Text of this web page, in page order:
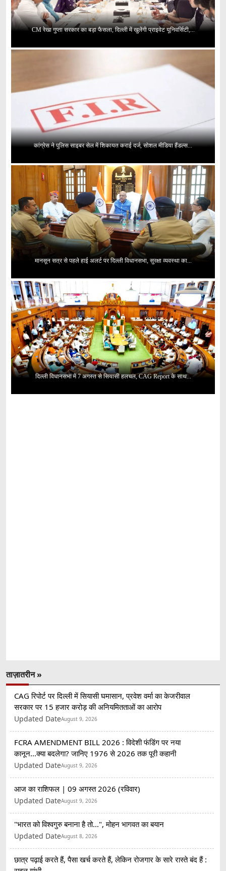
CM रेखा गुप्ता सरकार का बड़ा फैसला, दिल्ली में खुलेंगी प्राइवेट यूनिवर्सिटी,...
कांग्रेस ने पुलिस साइबर सेल में शिकायत कराई दर्ज, सोशल मीडिया हैंडल्स...
मानसून सत्र से पहले हाई अलर्ट पर दिल्ली विधानसभा, सुरक्षा व्यवस्था का...
दिल्ली विधानसभा में 7 अगस्त से सियासी हलचल, CAG Report के साथ...
ताज़ातरीन »
CAG रिपोर्ट पर दिल्ली में सियासी घमासान, प्रवेश वर्मा का केजरीवाल
सरकार पर 15 हजार करोड़ की अनियमितताओं का आरोप
Updated DateAugust 9, 2026
FCRA AMENDMENT BILL 2026 : विदेशी फंडिंग पर नया
कानून...क्या बदलेगा? जानिए 1976 से 2026 तक पूरी कहानी
Updated DateAugust 9, 2026
आज का राशिफल | 09 अगस्त 2026 (रविवार)
Updated DateAugust 9, 2026
"भारत को विश्वगुरु बनाना है तो...", मोहन भागवत का बयान
Updated DateAugust 8, 2026
छात्र पढ़ाई करते हैं, पैसा खर्च करते हैं, लेकिन रोजगार के सारे रास्ते बंद हैं :